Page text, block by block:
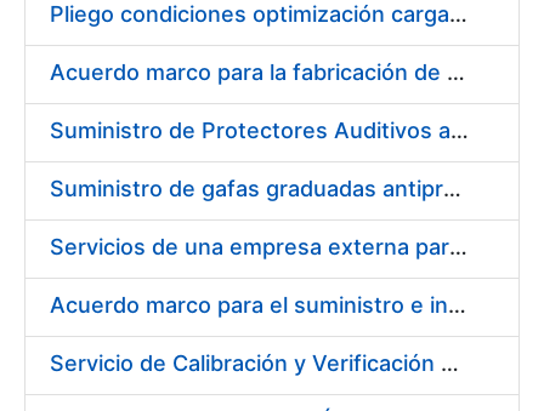
Erakutsi/Ezkutatu
Pliego condiciones optimización cargas compras firmado
Acuerdo marco para la fabricación de piezas
Suministro de Protectores Auditivos a medida para las personas trabajadoras de los Centros de Trabajo de Madrid y Burgos
Suministro de gafas graduadas antiproyecciones para los trabajadores de la FNMT-RCM en los centros de trabajo de Madrid y Burgos
Servicios de una empresa externa para el asesoramiento y resolución de los recursos de alzada que se presentan relacionados con procesos de selección para la FNMT-RCM
Acuerdo marco para el suministro e instalación de persianas, estores y otros complementos
Servicio de Calibración y Verificación Externa de los Equipos de Medición del Servicio de Prevención de la FNMT-RCM